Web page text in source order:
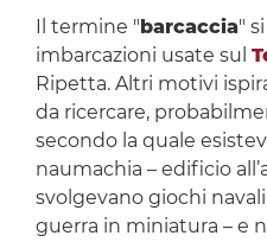
Il termine " barcaccia"
imbarcazioni usate sul
Ripetta. Altri motivi
da ricercare,
secondo la quale
naumachia – edificio
svolgevano giochi
guerra in miniatura – e